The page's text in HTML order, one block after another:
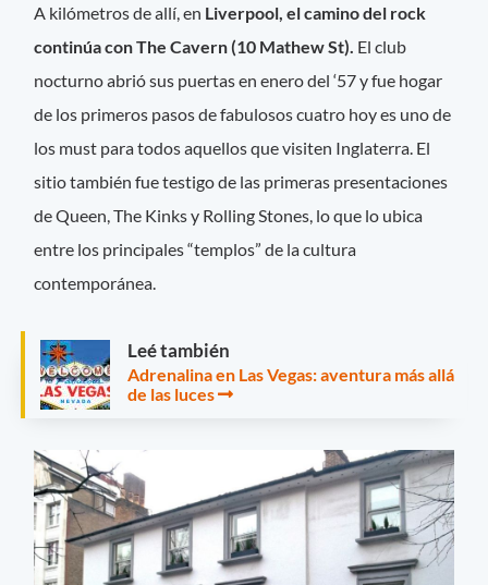
A kilómetros de allí, en Liverpool, el camino del rock
continúa con The Cavern (10 Mathew St). El club
nocturno abrió sus puertas en enero del ‘57 y fue hogar
de los primeros pasos de fabulosos cuatro hoy es uno de
los must para todos aquellos que visiten Inglaterra. El
sitio también fue testigo de las primeras presentaciones
de Queen, The Kinks y Rolling Stones, lo que lo ubica
entre los principales “templos” de la cultura
contemporánea.
Leé también
Adrenalina en Las Vegas: aventura más allá
de las luces